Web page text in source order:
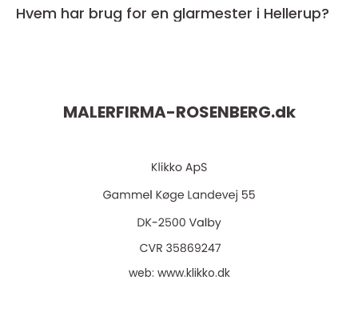
Hvem har brug for en glarmester i Hellerup?
MALERFIRMA-ROSENBERG.dk
web: www.klikko.dk